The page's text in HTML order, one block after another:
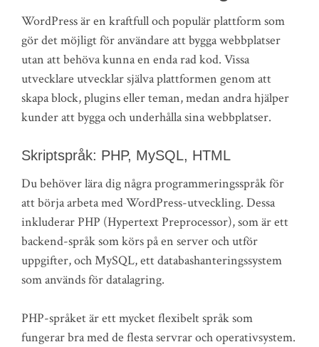
WordPress är en kraftfull och populär plattform som
gör det möjligt för användare att bygga webbplatser
utan att behöva kunna en enda rad kod. Vissa
utvecklare utvecklar själva plattformen genom att
skapa block, plugins eller teman, medan andra hjälper
kunder att bygga och underhålla sina webbplatser.
Skriptspråk: PHP, MySQL, HTML
Du behöver lära dig några programmeringsspråk för
att börja arbeta med WordPress-utveckling. Dessa
inkluderar PHP (Hypertext Preprocessor), som är ett
backend-språk som körs på en server och utför
uppgifter, och MySQL, ett databashanteringssystem
som används för datalagring.
PHP-språket är ett mycket flexibelt språk som
fungerar bra med de flesta servrar och operativsystem.